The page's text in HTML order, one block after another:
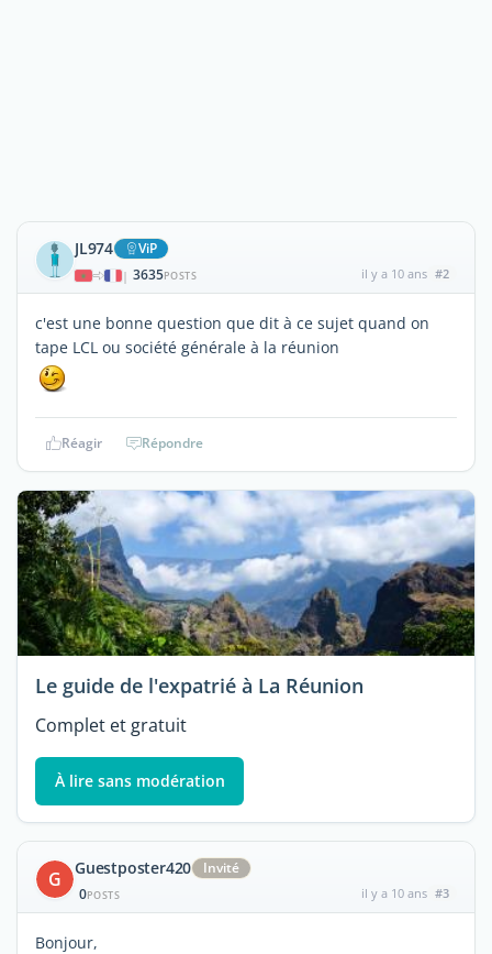
JL974 ViP
| 3635POSTS il y a 10 ans #2
c'est une bonne question que dit à ce sujet quand on
tape LCL ou société générale à la réunion
Réagir Répondre
Le guide de l'expatrié à La Réunion
Complet et gratuit
À lire sans modération
G Guestposter420
Invité
0POSTS il y a 10 ans #3
Bonjour,